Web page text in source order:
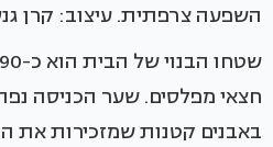
השפעה צרפתית. עיצוב: קרן
חצאי מפלסים. שער הכניסה
באבנים קטנות שמזכירות את